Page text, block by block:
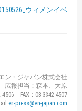
ウィメンイベ
ン・ジャパン株式会社
広報担当：森本、大原
4506 FAX：03-3342-4507
en-press@en-japan.com